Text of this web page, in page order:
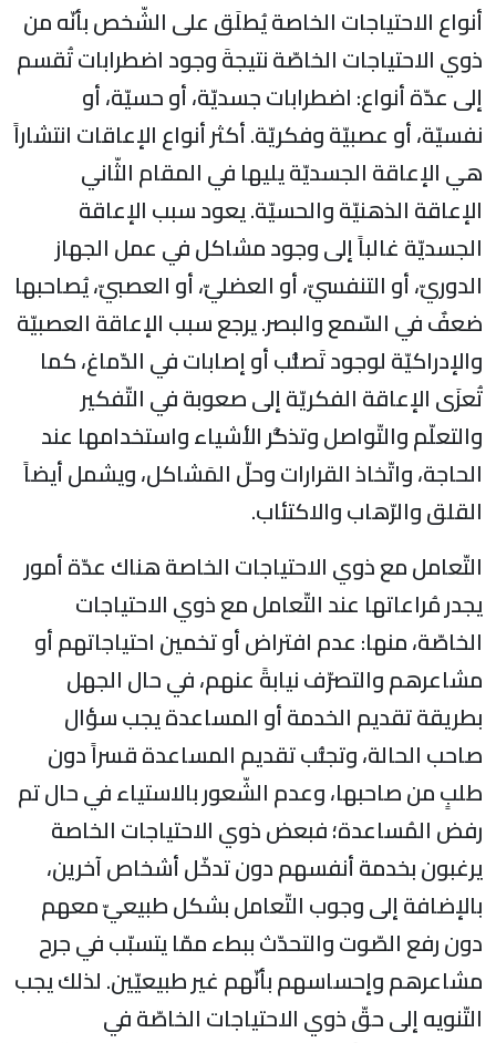
أنواع الاحتياجات الخاصة يُطلَق على الشّخص بأنّه من
ذوي الاحتياجات الخاصّة نتيجةَ وجود اضطرابات تُقسم
إلى عدّة أنواع: اضطرابات جسديّة، أو حسيّة، أو
نفسيّة، أو عصبيّة وفكريّة. أكثر أنواع الإعاقات انتشاراً
هي الإعاقة الجسديّة يليها في المقام الثّاني
الإعاقة الذهنيّة والحسيّة. يعود سبب الإعاقة
الجسديّة غالباً إلى وجود مشاكل في عمل الجهاز
الدوريّ، أو التنفسيّ، أو العضليّ، أو العصبيّ، يُصاحبها
ضعفٌ في السّمع والبصر. يرجع سبب الإعاقة العصبيّة
والإدراكيّة لوجود تَصلُّب أو إصابات في الدّماغ، كما
تُعزَى الإعاقة الفكريّة إلى صعوبة في التّفكير
والتعلّم والتّواصل وتذكُّر الأشياء واستخدامها عند
الحاجة، واتّخاذ القرارات وحلّ المَشاكل، ويشمل أيضاً
القلق والرّهاب والاكتئاب.
التّعامل مع ذوي الاحتياجات الخاصة هناك عدّة أمور
يجدر مُراعاتها عند التّعامل مع ذوي الاحتياجات
الخاصّة، منها: عدم افتراض أو تخمين احتياجاتهم أو
مشاعرهم والتصرّف نيابةً عنهم، في حال الجهل
بطريقة تقديم الخدمة أو المساعدة يجب سؤال
صاحب الحالة، وتجنُّب تقديم المساعدة قسراً دون
طلبٍ من صاحبها، وعدم الشّعور بالاستياء في حال تم
رفض المُساعدة؛ فبعض ذوي الاحتياجات الخاصة
يرغبون بخدمة أنفسهم دون تدخّل أشخاص آخرين،
بالإضافة إلى وجوب التّعامل بشكل طبيعيّ معهم
دون رفع الصّوت والتحدّث ببطء ممّا يتسبّب في جرح
مشاعرهم وإحساسهم بأنّهم غير طبيعيّين. لذلك يجب
التّنويه إلى حقّ ذوي الاحتياجات الخاصّة في